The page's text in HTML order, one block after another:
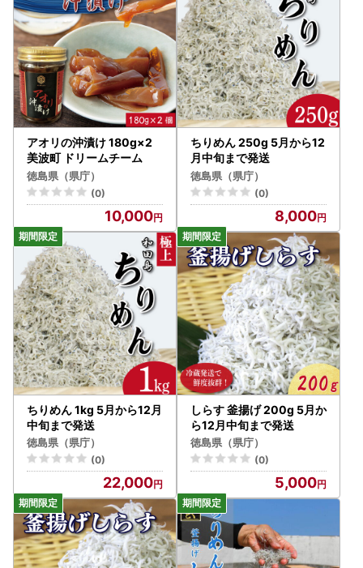
アオリの沖漬け 180g×2
美波町 ドリームチーム
徳島県（県庁）
(0)
10,000
ちりめん 250g 5月から12
月中旬まで発送
徳島県（県庁）
(0)
8,000
ちりめん 1kg 5月から12月
中旬まで発送
徳島県（県庁）
(0)
22,000
しらす 釜揚げ 200g 5月か
ら12月中旬まで発送
徳島県（県庁）
(0)
5,000